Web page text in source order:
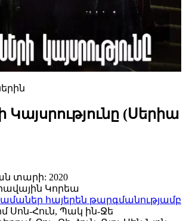
Կայսրությունը (Սերիա
տարի: 2020
Կորեա
հայերեն թարգմանությամբ
Սոն-Հուն, Պակ ին-Ջե